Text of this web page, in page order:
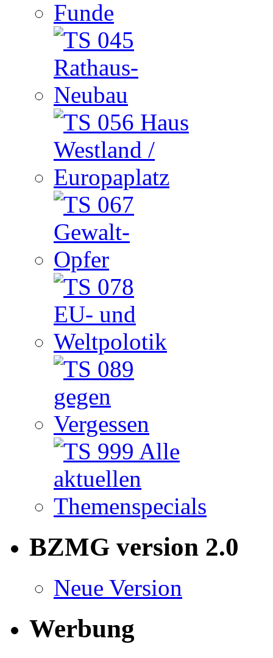
BZMG version 2.0
Neue Version
Werbung